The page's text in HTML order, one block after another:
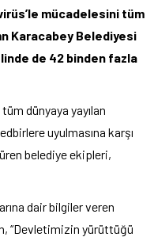
mücadelesini tüm
Karacabey Belediyesi
de 42 binden fazla
dünyaya yayılan
uyulmasına karşı
belediye ekipleri,
dair bilgiler veren
“Devletimizin yürüttüğü